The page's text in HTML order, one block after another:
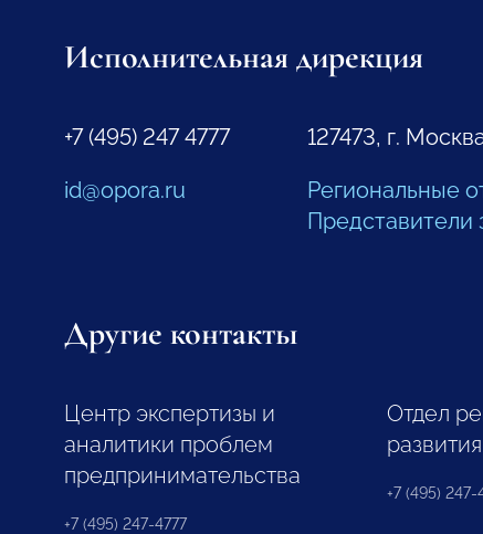
Исполнительная дирекция
+7 (495) 247 4777
id@opora.ru
127473, г.
Региональные
Представители
Другие контакты
Центр экспертизы и
аналитики проблем
предпринимательства
+7 (495) 247-4777
Отдел
развития
+7 (495) 247-